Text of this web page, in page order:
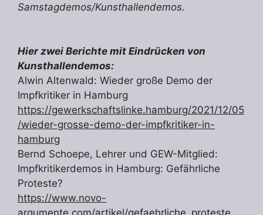
Samstagdemos/Kunsthallendemos.
Hier zwei Berichte mit Eindrücken von
Kunsthallendemos:
Alwin Altenwald: Wieder große Demo der
Impfkritiker in Hamburg
https://gewerkschaftslinke.hamburg/2021/12/05
/wieder-grosse-demo-der-impfkritiker-in-
hamburg
Bernd Schoepe, Lehrer und GEW-Mitglied:
Impfkritikerdemos in Hamburg: Gefährliche
Proteste?
https://www.novo-